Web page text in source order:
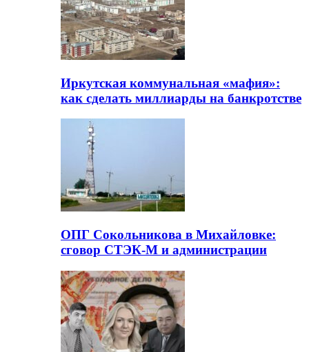
Иркутская коммунальная «мафия»:
как сделать миллиарды на банкротстве
ОПГ Сокольникова в Михайловке:
сговор СТЭК-М и администрации